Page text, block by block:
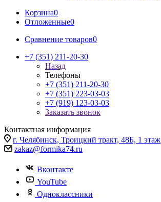
Корзина0
Отложенные0
Сравнение товаров0
+7 (351) 211-20-30
Назад
Телефоны
+7 (351) 211-20-30
+7 (351) 223-03-03
+7 (919) 123-03-03
Заказать звонок
Контактная информация
г. Челябинск, Троицкий тракт, 48Б, 1 этаж
zakaz@formika74.ru
Вконтакте
YouTube
Одноклассники